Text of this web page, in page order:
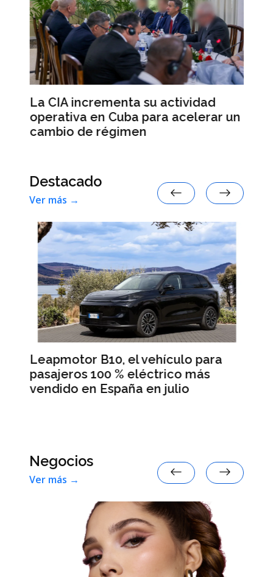
La CIA incrementa su actividad
operativa en Cuba para acelerar un
cambio de régimen
Destacado
Ver más →
Leapmotor B10, el vehículo para
pasajeros 100 % eléctrico más
vendido en España en julio
Negocios
Ver más →